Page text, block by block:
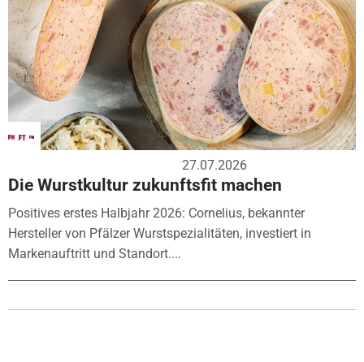
27.07.2026
Die Wurstkultur zukunftsfit machen
Positives erstes Halbjahr 2026: Cornelius, bekannter
Hersteller von Pfälzer Wurstspezialitäten, investiert in
Markenauftritt und Standort....